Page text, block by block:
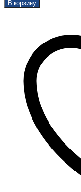
В корзину